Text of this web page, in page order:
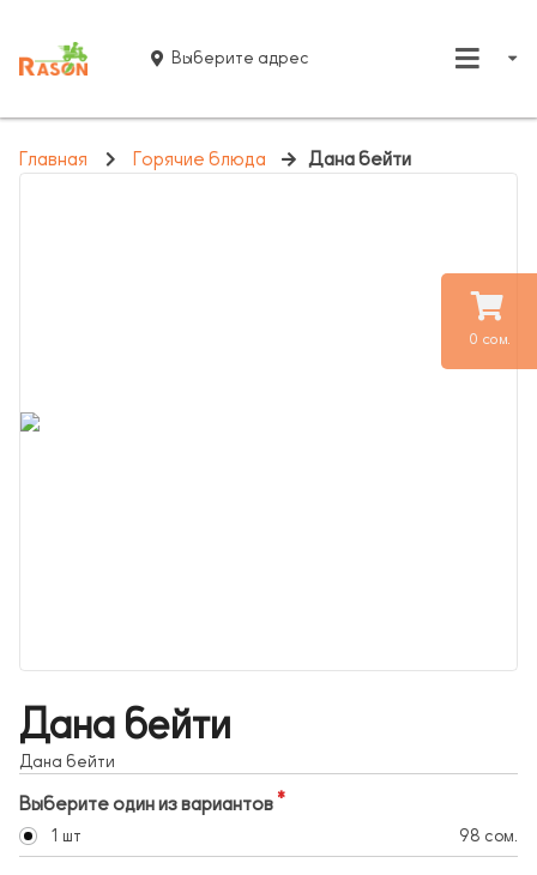
0 сом.
Выберите адрес
Главная Горячие блюда Дана бейти
Дана бейти
Дана бейти
Выберите один из вариантов
1 шт 98 сом.